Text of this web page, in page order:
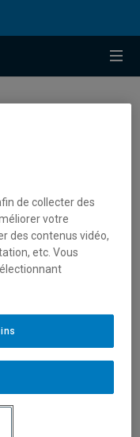
pour
Citadins de
de collecter des
votre
des contenus vidéo,
etc. Vous